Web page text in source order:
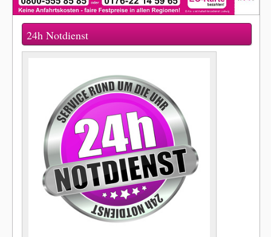
24h Notdienst